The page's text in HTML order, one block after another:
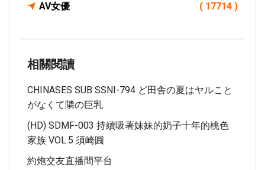
AV女優 ( 17714 )
相關閱讀
CHINASES SUB SSNI-794 ど田舎の夏はヤルこと
がなくて隣の巨乳
(HD) SDMF-003 持續吸著妹妹的奶子十年的桃色
家族 VOL.5 須崎圓
約炮交友直播間平台